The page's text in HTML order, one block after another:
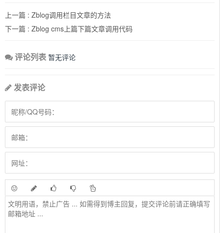
上一篇 : Zblog调用栏目文章的方法
下一篇 : Zblog cms上篇下篇文章调用代码
评论列表 暂无评论
发表评论